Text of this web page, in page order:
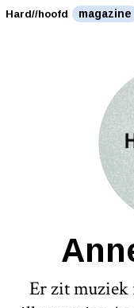
Hard//hoofd magazine
Er zit muziek